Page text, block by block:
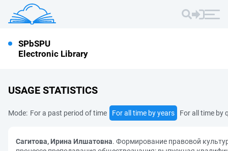
SPbSPU
Electronic Library
USAGE STATISTICS
Mode: For a past period of time For all time by years For all time by
Сагитова, Ирина Илшатовна. Формирование правовой